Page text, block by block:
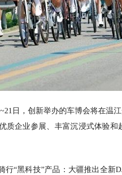
日，创新举办的车博会将在温
质企业参展、丰富沉浸式体验
“黑科技”产品：大疆推出全新